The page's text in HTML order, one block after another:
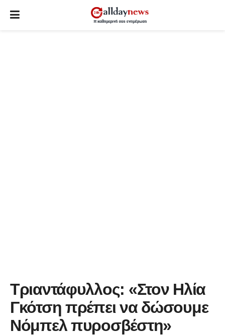
Τριαντάφυλλος: «Στον Ηλία
Γκότση πρέπει να δώσουμε
Νόμπελ πυροσβέστη»